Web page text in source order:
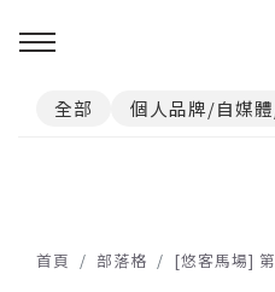
全部 個人品牌/自媒
首頁 部落格 [悠客馬場]